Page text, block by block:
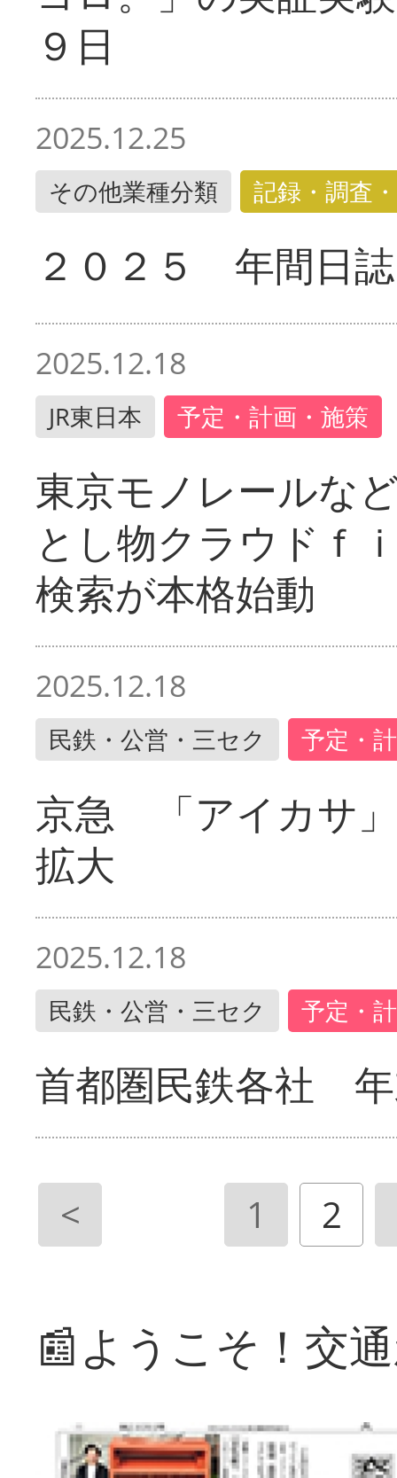
９日
2025.12.25
その他業種分類 記録・調査
２０２５ 年間日誌
2025.12.18
JR東日本 予定・計画・施策
東京モノレールな
とし物クラウドｆ
検索が本格始動
2025.12.18
民鉄・公営・三セク 予定・
京急 「アイカサ
拡大
2025.12.18
民鉄・公営・三セク 予定・
首都圏民鉄各社
< 1 2
📰ようこそ！交